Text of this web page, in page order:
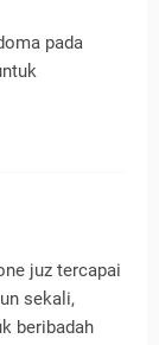
pada
juz tercapai
sekali,
beribadah